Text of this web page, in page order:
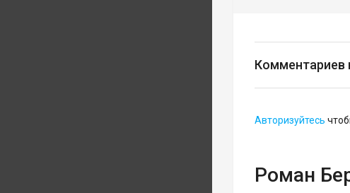
Комментариев
Авторизуйтесь
Роман